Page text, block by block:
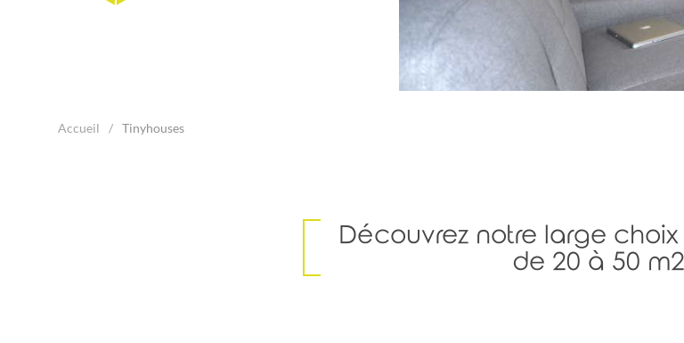
Accueil Tinyhouses
Découvrez notre large choix
de 20 à 50 m2